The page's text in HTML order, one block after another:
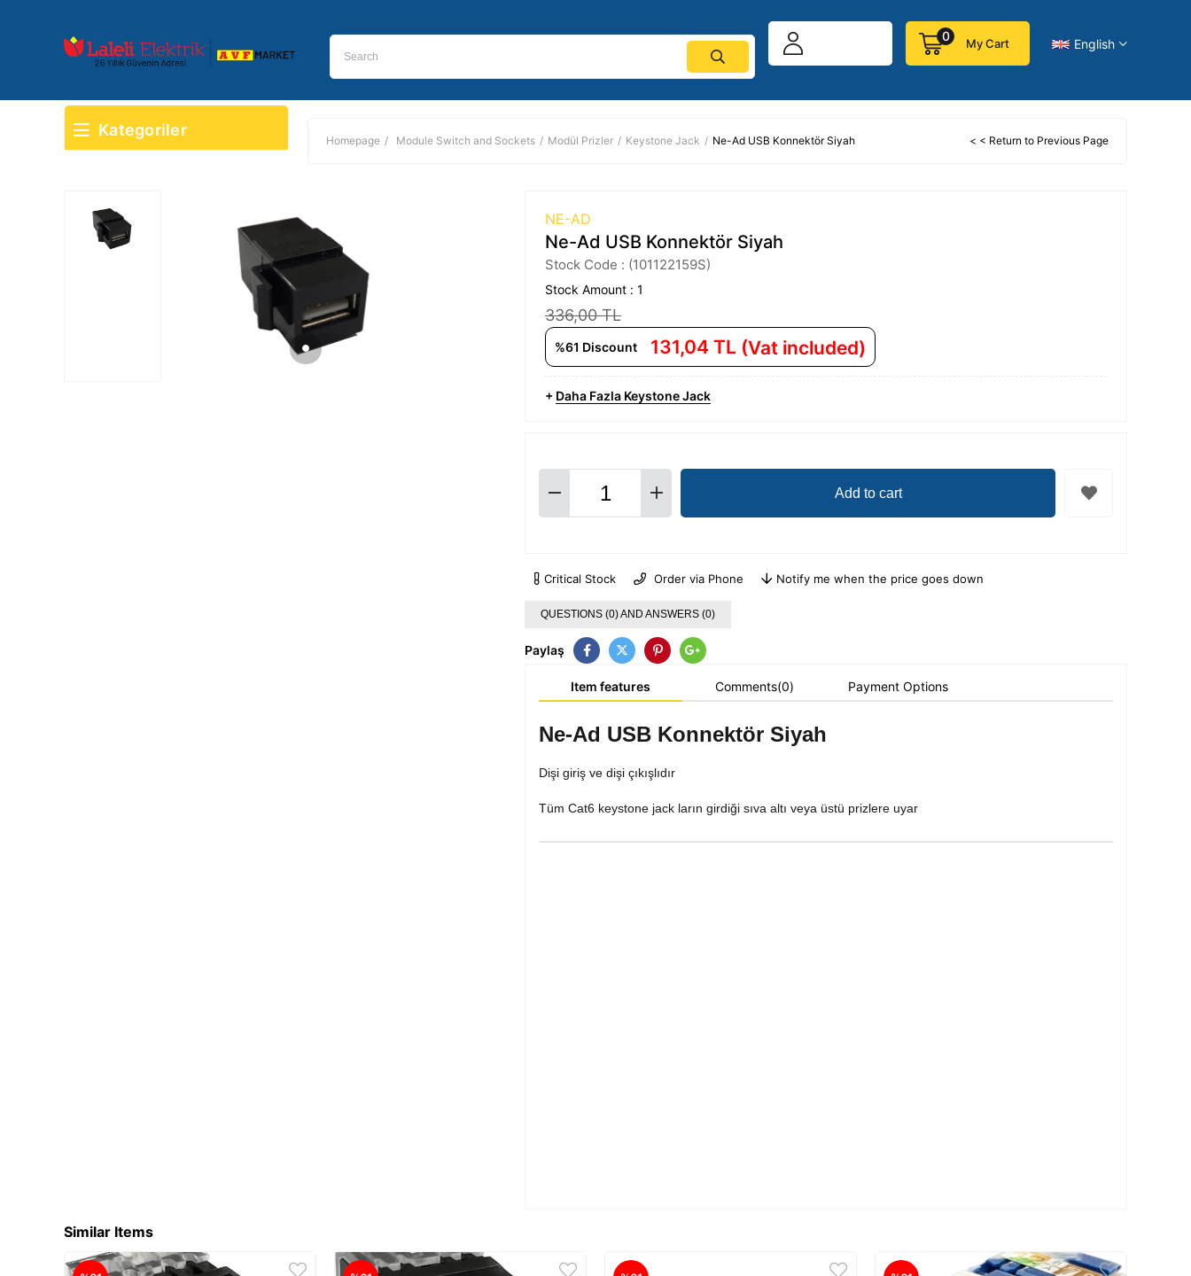
English
My Cart
0
Kategoriler
Homepage Module Switch and Sockets Modül Prizler Keystone Jack Ne-Ad USB Konnektör Siyah < < Return to Previous Page
NE-AD
Ne-Ad USB Konnektör Siyah
Stock Code (101122159S)
Stock Amount : 1
336,00 TL
%61 Discount 131,04 TL (Vat included)
+ Daha Fazla Keystone Jack
Critical Stock Order via Phone Notify me when the price goes down
QUESTIONS (0) AND ANSWERS (0)
Paylaş
Item features Comments(0) Payment Options
Ne-Ad USB Konnektör Siyah
Dişi giriş ve dişi çıkışlıdır
Tüm Cat6 keystone jack ların girdiği sıva altı veya üstü prizlere uyar
Similar Items